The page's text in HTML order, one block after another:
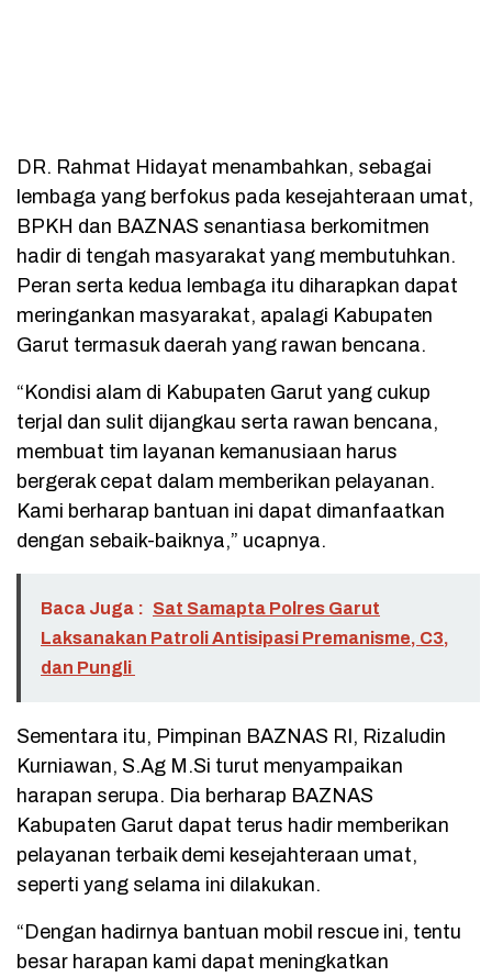
DR. Rahmat Hidayat menambahkan, sebagai
lembaga yang berfokus pada kesejahteraan umat,
BPKH dan BAZNAS senantiasa berkomitmen
hadir di tengah masyarakat yang membutuhkan.
Peran serta kedua lembaga itu diharapkan dapat
meringankan masyarakat, apalagi Kabupaten
Garut termasuk daerah yang rawan bencana.
“Kondisi alam di Kabupaten Garut yang cukup
terjal dan sulit dijangkau serta rawan bencana,
membuat tim layanan kemanusiaan harus
bergerak cepat dalam memberikan pelayanan.
Kami berharap bantuan ini dapat dimanfaatkan
dengan sebaik-baiknya,” ucapnya.
Baca Juga : Sat Samapta Polres Garut
Laksanakan Patroli Antisipasi Premanisme, C3,
dan Pungli
Sementara itu, Pimpinan BAZNAS RI, Rizaludin
Kurniawan, S.Ag M.Si turut menyampaikan
harapan serupa. Dia berharap BAZNAS
Kabupaten Garut dapat terus hadir memberikan
pelayanan terbaik demi kesejahteraan umat,
seperti yang selama ini dilakukan.
“Dengan hadirnya bantuan mobil rescue ini, tentu
besar harapan kami dapat meningkatkan